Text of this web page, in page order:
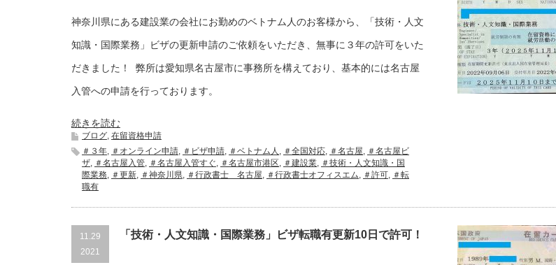
神奈川県にある建設業の会社にお勤めのベトナム人のお客様から、「技術・人文
知識・国際業務」ビザの更新申請のご依頼をいただき、無事に３年の許可をいた
だきました！ 弊所は愛知県名古屋市に事務所を構えており、基本的には名古屋
入管への申請を行っております。
続きを読む
ブログ, 在留資格申請
＃３年, ＃オンライン申請, ＃ビザ申請, ＃ベトナム人 , ＃全国対応, ＃名古屋, ＃名古屋ビ
ザ, ＃名古屋入管, ＃名古屋入管すぐ, ＃名古屋市港区, ＃建設業, ＃技術・人文知識・国
際業務, ＃更新, ＃神奈川県, ＃行政書士 名古屋, ＃行政書士オフィスエム, ＃許可, ＃転
職有
11.29
2021
「技術・人文知識・国際業務」ビザ転職有更新10日で許可！